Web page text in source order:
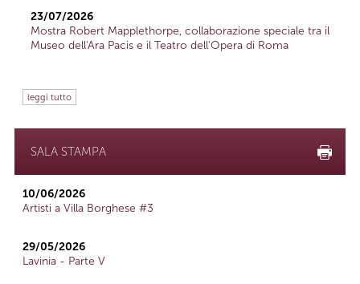
23/07/2026
Mostra Robert Mapplethorpe, collaborazione speciale tra il
Museo dell'Ara Pacis e il Teatro dell'Opera di Roma
leggi tutto
SALA STAMPA
10/06/2026
Artisti a Villa Borghese #3
29/05/2026
Lavinia - Parte V